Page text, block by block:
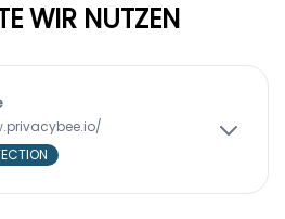
WIR NUTZEN